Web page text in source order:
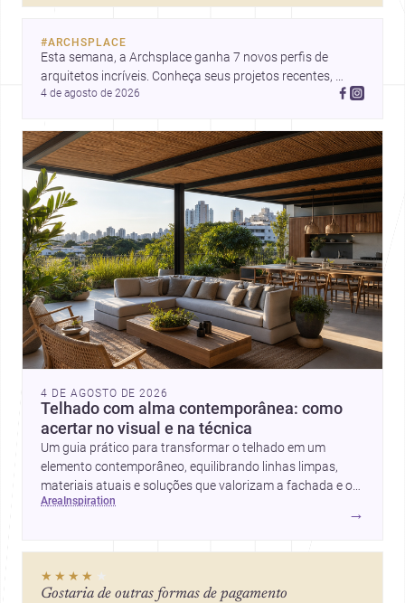
pensam cidade, construção e
#ARCHSPLACE
Esta semana, a Archsplace ganha 7 novos perfis de
arquitetos incríveis. Conheça seus projetos recentes,
inspire-se com seus trabalhos e descubra talentos que
4 de agosto de 2026
4 DE AGOSTO DE 2026
Telhado com alma contemporânea: como
acertar no visual e na técnica
Um guia prático para transformar o telhado em um
elemento contemporâneo, equilibrando linhas limpas,
materiais atuais e soluções que valorizam a fachada e o
conforto da casa.
area inspiration
→
★★★★ ★
Gostaria de outras formas de pagamento